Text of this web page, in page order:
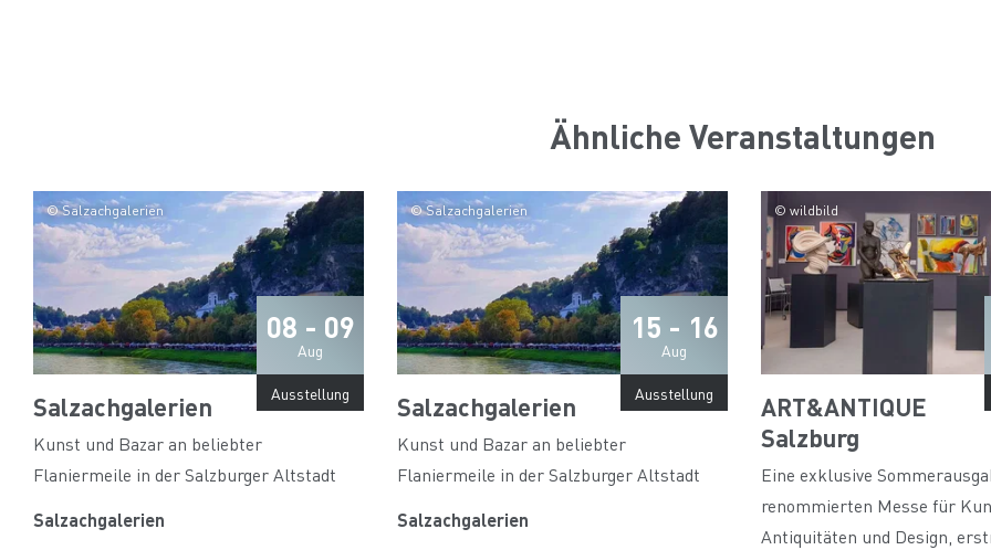
Ähnliche Veranstaltungen
08 - 09
Aug
© Salzachgalerien
Ausstellung
Salzachgalerien
Kunst und Bazar an beliebter
Flaniermeile in der Salzburger Altstadt
Salzachgalerien
15 - 16
Aug
© Salzachgalerien
Ausstellung
Salzachgalerien
Kunst und Bazar an beliebter
Flaniermeile in der Salzburger Altstadt
Salzachgalerien
© wildbild
ART&ANTIQUE
Salzburg
Eine exklusive
renommierten Messe für
Antiquitäten und Design,